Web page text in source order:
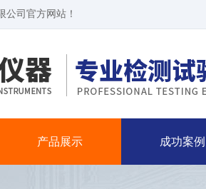
公司官方网站！
产品展示 成功案例